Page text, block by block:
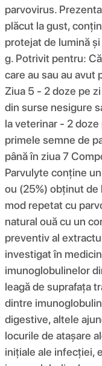
parvovirus.
plăcut la gust,
protejat de lumină
g. Potrivit pentru:
care au sau au avut
Ziua 5 - 2 doze pe
din surse nesigure
la veterinar - 2 doze
primele semne de
până în ziua 7
Parvulyte conține
ou (25%) obținut de
mod repetat cu
natural ouă cu un
preventiv al
investigat în
imunoglobulinelor
leagă de suprafața
dintre
digestive, altele
locurile de atașare
inițiale ale infecției,